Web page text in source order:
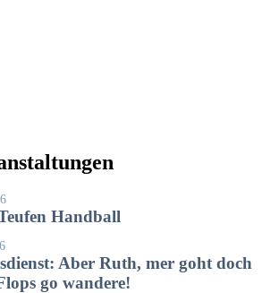
Handball
Aber Ruth, mer goht doch
go wandere!